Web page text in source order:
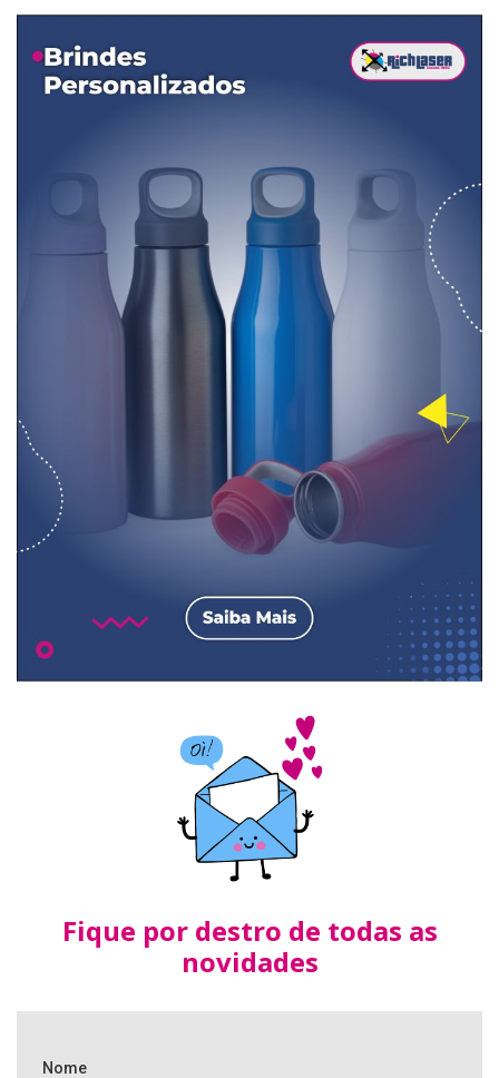
Fique por destro de todas as
novidades
Nome